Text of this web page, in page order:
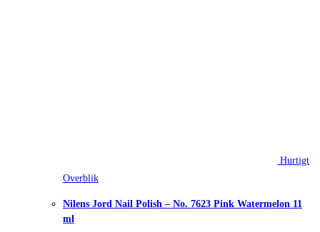
Hurtigt
Overblik
Nilens Jord Nail Polish – No. 7623 Pink Watermelon 11
ml